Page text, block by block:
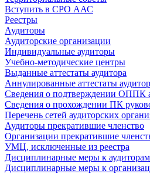
Вступить в СРО ААС
Реестры
Аудиторы
Аудиторские организации
Индивидуальные аудиторы
Учебно-методические центры
Выданные аттестаты аудитора
Аннулированные аттестаты
Сведения о подтверждении ОППК
Сведения о прохождении ПК
Перечень сетей аудиторских
Аудиторы прекратившие членство
Организации прекратившие
УМЦ, исключенные из реестра
Дисциплинарные меры к аудиторам
Дисциплинарные меры к